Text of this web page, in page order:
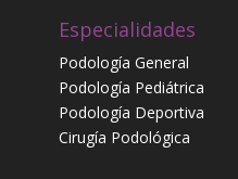
Especialidades
Podología General
Podología Pediátrica
Podología Deportiva
Cirugía Podológica